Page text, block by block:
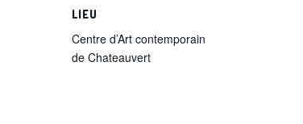
LIEU
Centre d’Art contemporain
de Chateauvert